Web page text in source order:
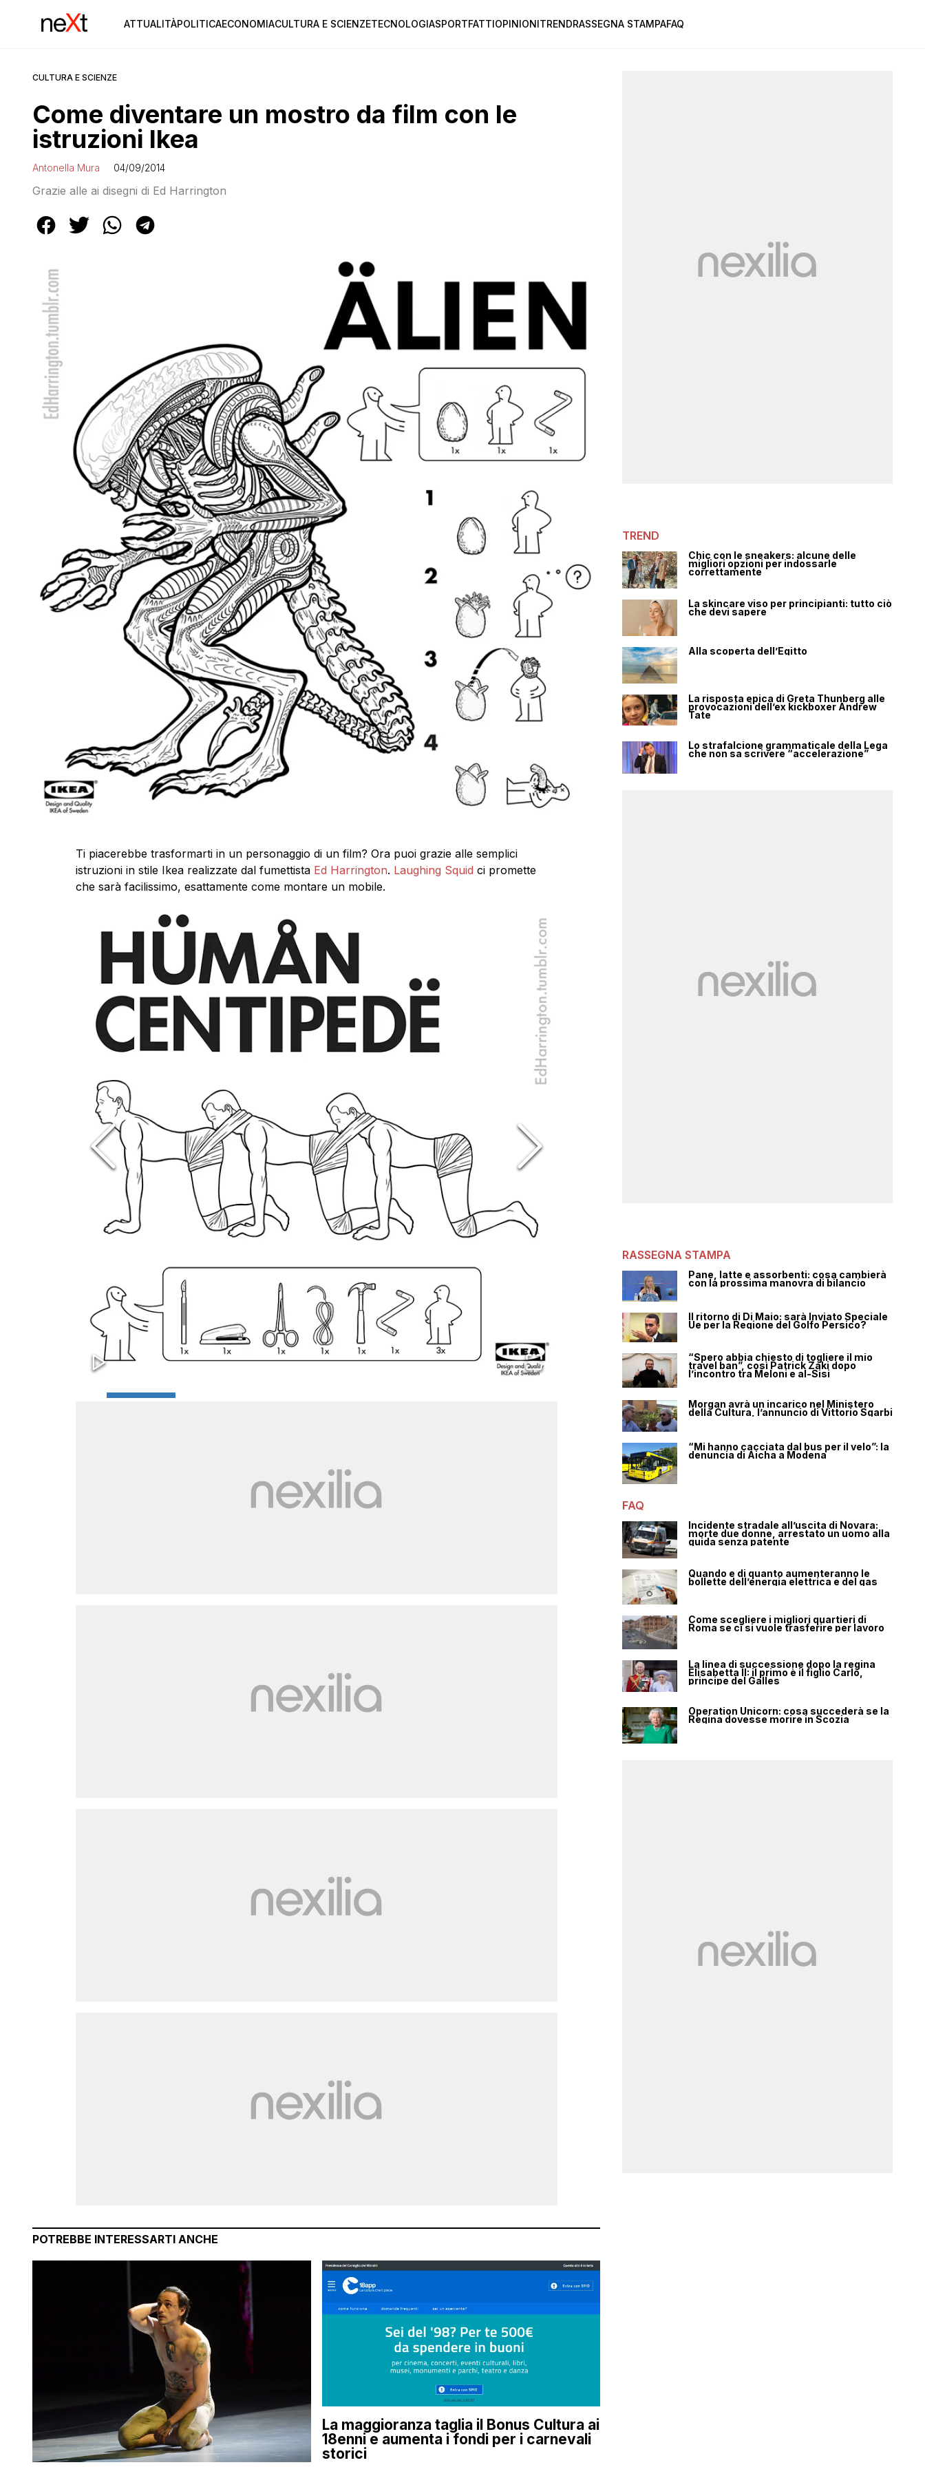
ATTUALITÀPOLITICAECONOMIACULTURA E SCIENZETECNOLOGIASPORTFATTIOPINIONITRENDRASSEGNA STAMPAFAQ
CULTURA E SCIENZE
Come diventare un mostro da film con le
istruzioni Ikea
Antonella Mura 04/09/2014
Grazie alle ai disegni di Ed Harrington
Ti piacerebbe trasformarti in un personaggio di un film? Ora puoi grazie alle semplici
istruzioni in stile Ikea realizzate dal fumettista Ed Harrington. Laughing Squid ci promette
che sarà facilissimo, esattamente come montare un mobile.
POTREBBE INTERESSARTI ANCHE
La maggioranza taglia il Bonus Cultura ai
18enni e aumenta i fondi per i carnevali
storici
TREND
Chic con le sneakers: alcune delle
migliori opzioni per indossarle
correttamente
La skincare viso per principianti: tutto ciò
che devi sapere
Alla scoperta dell’Egitto
La risposta epica di Greta Thunberg alle
provocazioni dell’ex kickboxer Andrew
Tate
Lo strafalcione grammaticale della Lega
che non sa scrivere “accelerazione”
RASSEGNA STAMPA
Pane, latte e assorbenti: cosa cambierà
con la prossima manovra di bilancio
Il ritorno di Di Maio: sarà Inviato Speciale
Ue per la Regione del Golfo Persico?
“Spero abbia chiesto di togliere il mio
travel ban”, così Patrick Zaki dopo
l’incontro tra Meloni e al-Sisi
Morgan avrà un incarico nel Ministero
della Cultura, l’annuncio di Vittorio Sgarbi
“Mi hanno cacciata dal bus per il velo”: la
denuncia di Aicha a Modena
FAQ
Incidente stradale all’uscita di Novara:
morte due donne, arrestato un uomo alla
guida senza patente
Quando e di quanto aumenteranno le
bollette dell’energia elettrica e del gas
Come scegliere i migliori quartieri di
Roma se ci si vuole trasferire per lavoro
La linea di successione dopo la regina
Elisabetta II: il primo è il figlio Carlo,
principe del Galles
Operation Unicorn: cosa succederà se la
Regina dovesse morire in Scozia